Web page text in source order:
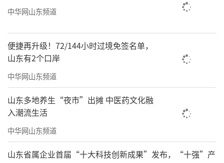
中华网山东频道
便捷再升级！72/144小时过境免签名单，
山东有2个口岸
中华网山东频道
山东多地养生“夜市”出摊 中医药文化融
入潮流生活
中华网山东频道
山东省属企业首届“十大科技创新成果”发布，“十强”产